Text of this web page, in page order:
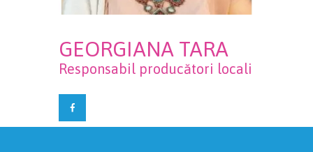
GEORGIANA TARA
Responsabil producători locali